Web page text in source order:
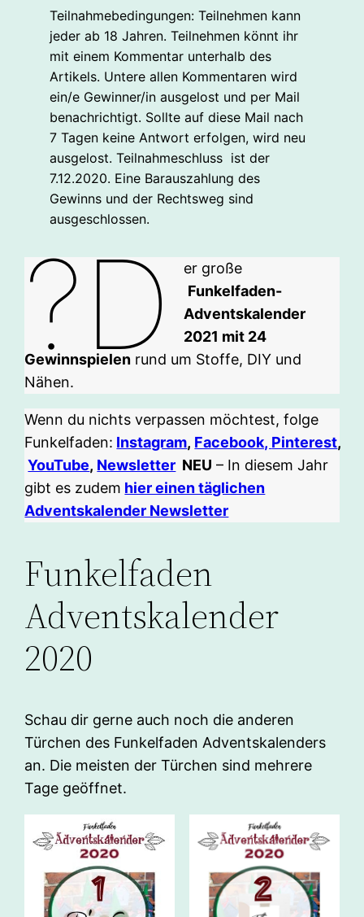
Teilnahmebedingungen: Teilnehmen kann
jeder ab 18 Jahren. Teilnehmen könnt ihr
mit einem Kommentar unterhalb des
Artikels. Untere allen Kommentaren wird
ein/e Gewinner/in ausgelost und per Mail
benachrichtigt. Sollte auf diese Mail nach
7 Tagen keine Antwort erfolgen, wird neu
ausgelost. Teilnahmeschluss ist der
7.12.2020. Eine Barauszahlung des
Gewinns und der Rechtsweg sind
ausgeschlossen.
?D
er große
Funkelfaden-
Adventskalender
2021 mit 24
Gewinnspielen rund um Stoffe, DIY und
Nähen.
Wenn du nichts verpassen möchtest, folge
Funkelfaden: Instagram, Facebook, Pinterest,
YouTube, Newsletter NEU – In diesem Jahr
gibt es zudem hier einen täglichen
Adventskalender Newsletter
Funkelfaden
Adventskalender
2020
Schau dir gerne auch noch die anderen
Türchen des Funkelfaden Adventskalenders
an. Die meisten der Türchen sind mehrere
Tage geöffnet.